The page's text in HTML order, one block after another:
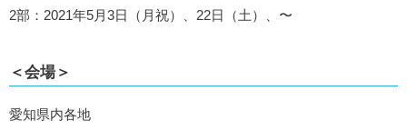
2部：2021年5月3日（月祝）、22日（土）、〜
＜会場＞
愛知県内各地